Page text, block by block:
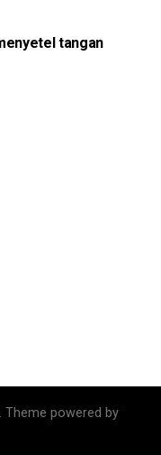
tangan
Theme powered by